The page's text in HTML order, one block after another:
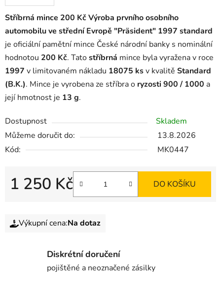
Stříbrná mince 200 Kč Výroba prvního osobního
automobilu ve střední Evropě "Präsident" 1997 standard
je oficiální pamětní mince České národní banky s nominální
hodnotou 200 Kč. Tatostříbrná mince byla vyražena v roce
1997 v limitovaném nákladu 18075 ksv kvalitě Standard
(B.K.). Mince je vyrobena ze stříbra o ryzosti 900 / 1000 a
její hmotnost je 13 g.
Dostupnost
Skladem
Můžeme doručit do:
13.8.2026
Kód:
MK0447
1 250 Kč DO KOŠÍKU
Výkupní cena:Na dotaz
Diskrétní doručení
pojištěné a neoznačené zásilky